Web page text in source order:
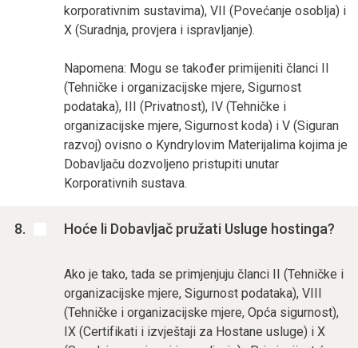
korporativnim sustavima), VII (Povećanje osoblja) i
X (Suradnja, provjera i ispravljanje).
Napomena: Mogu se također primijeniti članci II
(Tehničke i organizacijske mjere, Sigurnost
podataka), III (Privatnost), IV (Tehničke i
organizacijske mjere, Sigurnost koda) i V (Siguran
razvoj) ovisno o Kyndrylovim Materijalima kojima je
Dobavljaču dozvoljeno pristupiti unutar
Korporativnih sustava.
Hoće li Dobavljač pružati Usluge hostinga?
Ako je tako, tada se primjenjuju članci II (Tehničke i
organizacijske mjere, Sigurnost podataka), VIII
(Tehničke i organizacijske mjere, Opća sigurnost),
IX (Certifikati i izvještaji za Hostane usluge) i X